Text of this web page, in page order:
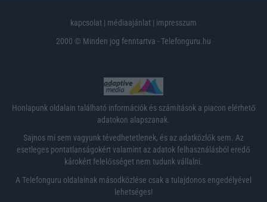
kapcsolat | médiaajánlat | impresszum
2000 © Minden jog fenntartva - Telefonguru.hu
Honlapunk oldalain található információk és számítások a piacon elérhető
adatokon alapszanak.
Sajnos mi sem vagyunk tévedhetetlenek, és az adatközlők sem. Az
esetleges pontatlanságokért valamint az adatok felhasználásból eredő
károkért felelősséget nem tudunk vállalni.
A Telefonguru oldalainak másodközlése csak a tulajdonos engedélyével
lehetséges!